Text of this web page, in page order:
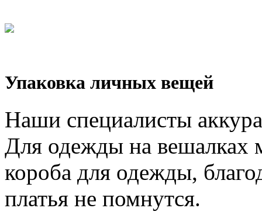
Упаковка личных вещей
Наши специалисты
Для одежды на вешалках
короба для одежды,
платья не помнутся.